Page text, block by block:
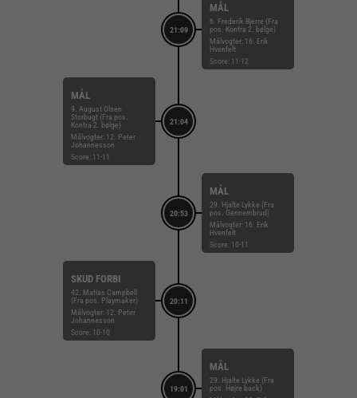
21:09
MÅL
6. Frederik Bjerre (Fra
pos. Kontra 2. bølge)
Målvogter: 16. Erik
Hvenfelt
Score: 11-12
21:04
MÅL
9. August Olsen
Storbugt (Fra pos.
Kontra 2. bølge)
Målvogter: 12. Peter
Johannesson
Score: 11-11
20:53
MÅL
29. Hjalte Lykke (Fra
pos. Gennembrud)
Målvogter: 16. Erik
Hvenfelt
Score: 10-11
20:11
SKUD FORBI
42. Matias Campbell
(Fra pos. Playmaker)
Målvogter: 12. Peter
Johannesson
Score: 10-10
19:01
MÅL
29. Hjalte Lykke (Fra
pos. Højre back)